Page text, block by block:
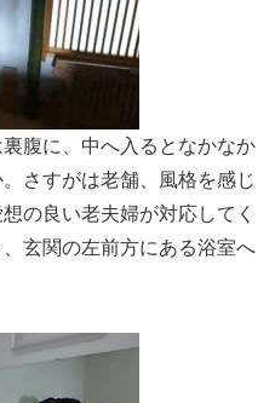
腹に、中へ入るとなかなか
さすがは老舗、風格を感じ
の良い老夫婦が対応してく
玄関の左前方にある浴室へ